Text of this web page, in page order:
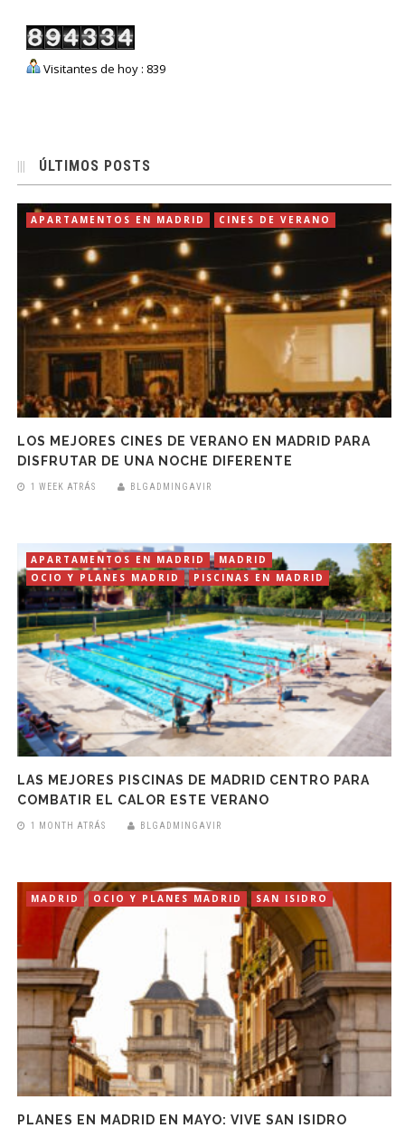
Visitantes de hoy : 839
ÚLTIMOS POSTS
APARTAMENTOS EN MADRID CINES DE VERANO
LOS MEJORES CINES DE VERANO EN MADRID PARA
DISFRUTAR DE UNA NOCHE DIFERENTE
1 WEEK ATRÁS BLGADMINGAVIR
APARTAMENTOS EN MADRID
MADRID
OCIO Y PLANES MADRID
PISCINAS EN MADRID
LAS MEJORES PISCINAS DE MADRID CENTRO PARA
COMBATIR EL CALOR ESTE VERANO
1 MONTH ATRÁS BLGADMINGAVIR
MADRID OCIO Y PLANES MADRID SAN ISIDRO
PLANES EN MADRID EN MAYO: VIVE SAN ISIDRO